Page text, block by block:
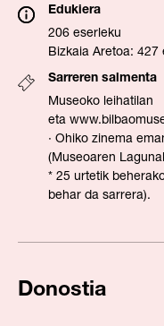
Edukiera
206 eserleku
Bizkaia Aretoa: 427
Sarreren salmenta
Museoko leihatilan
eta ww
· Ohiko zinema
(Museoaren
* 25 urtetik
behar da sarrera).
Donostia